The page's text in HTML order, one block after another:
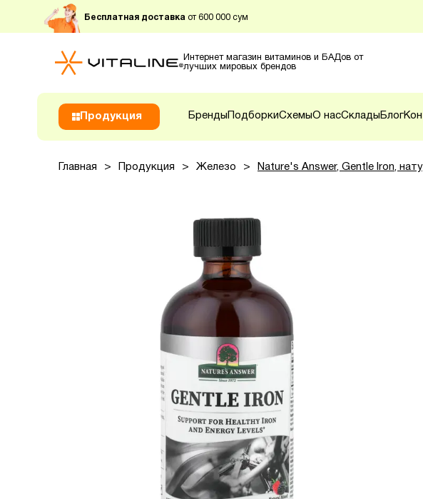
Бесплатная доставка от 600 000 сум
Интернет магазин витаминов и БАДов от
лучших мировых брендов
Продукция Бренды ПодборкиСхемыО насСклады Блог
Главная > Продукция > Железо > Nature's Answer, Gentle Iron,